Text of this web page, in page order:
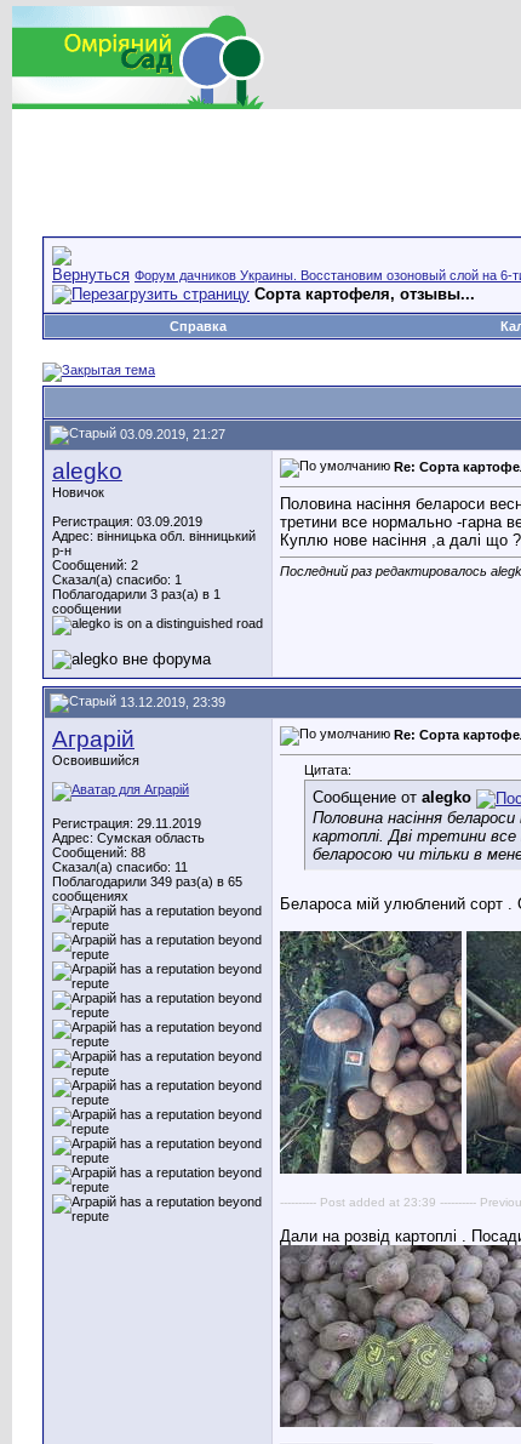
Форум дачников Украины. Восстановим озоновый слой на 6-
Сорта картофеля, отзывы...
Справка
03.09.2019, 21:27
alegko
Новичок
Регистрация: 03.09.2019
Адрес: вінницька обл. вінницький
р-н
Сообщений: 2
Сказал(а) спасибо: 1
Поблагодарили 3 раз(а) в 1
сообщении
Re: Сорта
Половина насіння белароси
третини все нормально -гарна
Куплю нове насіння ,а далі що
Последний раз редактировалось
13.12.2019, 23:39
Аграрій
Освоившийся
Регистрация: 29.11.2019
Адрес: Сумская область
Сообщений: 88
Сказал(а) спасибо: 11
Поблагодарили 349 раз(а) в 65
сообщениях
Re: Сорта
Цитата:
Сообщение от alegko
Половина насіння
картоплі. Дві третини
беларосою чи тільки в
Белароса мій улюблений сорт .
---------- Post added at 23:39 ----------
Дали на розвід картоплі .